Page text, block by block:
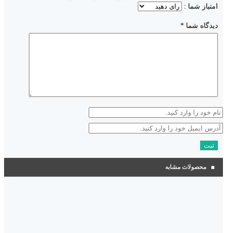
امتیاز شما :
دیدگاه شما *
محصولات مشابه